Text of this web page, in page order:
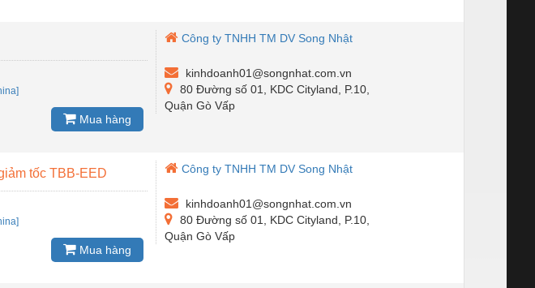
Mua hàng
Công ty TNHH TM DV Song Nhật
kinhdoanh01@songnhat.com.vn
80 Đường số 01, KDC Cityland, P.10,
Quận Gò Vấp
tốc TBB-EED
Mua hàng
Công ty TNHH TM DV Song Nhật
kinhdoanh01@songnhat.com.vn
80 Đường số 01, KDC Cityland, P.10,
Quận Gò Vấp